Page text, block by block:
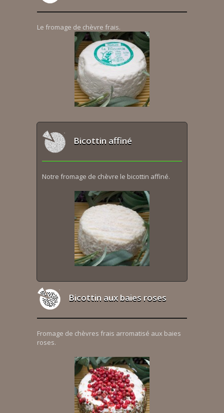
Le fromage de chèvre frais.
Bicottin affiné
Notre fromage de chèvre le bicottin affiné.
Bicottin aux baies roses
Fromage de chèvres frais arromatisé aux baies
roses.